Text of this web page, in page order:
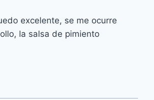
excelente, se me ocurre
la salsa de pimiento